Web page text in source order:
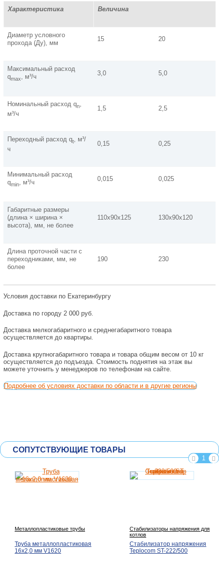
Характеристика Величина
Диаметр условного
прохода (Ду), мм
15 20
Максимальный расход
qmax, м³/ч 3,0 5,0
Номинальный расход qn,
м³/ч
1,5 2,5
Переходный расход qt, м³/
ч
0,15 0,25
Минимальный расход
qmin, м³/ч 0,015 0,025
Габаритные размеры
(длина × ширина ×
высота), мм, не более
110х90х125 130х90х120
Длина проточной части с
переходниками, мм, не
более
190 230
Условия доставки по Екатеринбургу
Доставка по городу 2 000 руб.
Доставка мелкогабаритного и среднегабаритного товара
осуществляется до квартиры.
Доставка крупногабаритного товара и товара общим весом от 10 кг
осуществляется до подъезда. Стоимость поднятия на этаж вы
можете уточнить у менеджеров по телефонам на сайте.
Подробнее об условиях доставки по области и в другие регионы
СОПУТСТВУЮЩИЕ ТОВАРЫ
1
Металлопластиковые трубы
Труба металлопластиковая
16х2,0 мм V1620
Стабилизаторы напряжения для
котлов
Стабилизатор напряжения
Teplocom ST-222/500